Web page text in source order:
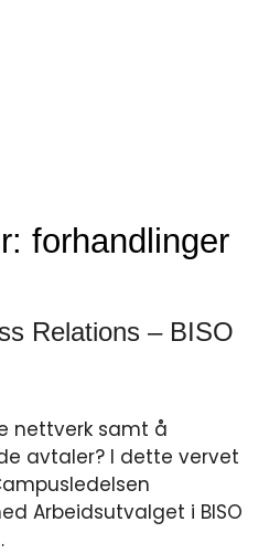
forhandlinger
Relations – BISO
nettverk samt å
avtaler? I dette vervet
Arbeidsutvalget i BISO